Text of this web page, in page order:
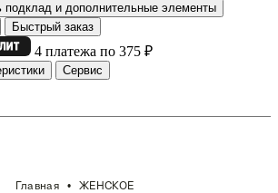
подклад и дополнительные элементы
Быстрый заказ
4 платежа по 375 ₽
Сервис
Главная ЖЕНСКОЕ